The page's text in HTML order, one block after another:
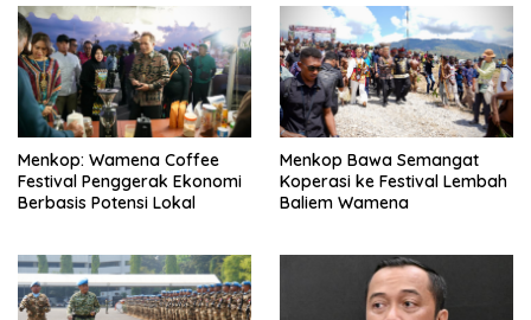
Menkop: Wamena Coffee
Festival Penggerak Ekonomi
Berbasis Potensi Lokal
Menkop Bawa Semangat
Koperasi ke Festival Lembah
Baliem Wamena